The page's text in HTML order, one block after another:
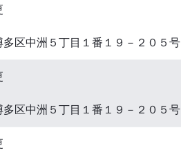
区中洲５丁目１番１９－２０５号
区中洲５丁目１番１９－２０５号